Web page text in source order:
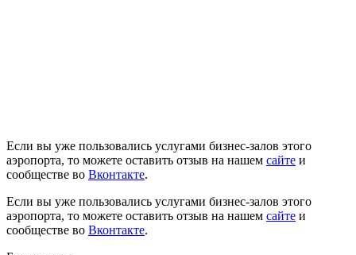
Если вы уже пользовались услугами бизнес-залов этого
аэропорта, то можете оставить отзыв на нашем сайте и
сообществе во Вконтакте.
Если вы уже пользовались услугами бизнес-залов этого
аэропорта, то можете оставить отзыв на нашем сайте и
сообществе во Вконтакте.